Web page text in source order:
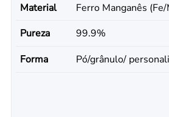
Material
Ferro Manganês (Fe/
Pureza
99.9%
Forma
Pó/grânulo/